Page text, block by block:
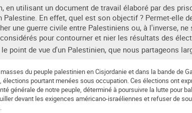
en utilisant un document de travail élaboré par des
En effet, quel est son objectif ? Permet-elle
une guerre civile entre Palestiniens ou, à l'inverse,
pour contourner et nier les résultats des
point de vue d'un Palestinien, que nous partageons
du peuple palestinien en Cisjordanie et dans la bande de
pourtant menées sous occupation. Ces élections ont
générale de notre peuple, déterminé à poursuivre la lutte pour
devant les exigences américano-israéliennes et refuser de